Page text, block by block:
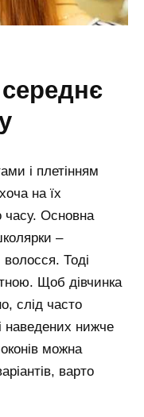
і плетінням
на їх
часу. Основна
–
Тоді
Щоб дівчинка
слід часто
наведених нижче
можна
варто